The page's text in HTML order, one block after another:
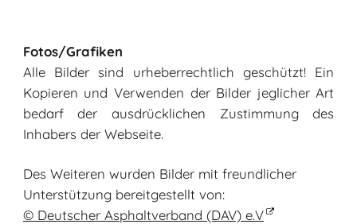
Fotos/Grafiken
Alle Bilder sind urheberrechtlich geschützt! Ein
Kopieren und Verwenden der Bilder jeglicher Art
bedarf der ausdrücklichen Zustimmung des
Inhabers der Webseite.
Des Weiteren wurden Bilder mit freundlicher
Unterstützung bereitgestellt von:
© Deutscher Asphaltverband (DAV) e.V